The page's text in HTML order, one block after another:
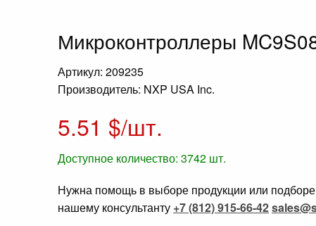
Микроконтроллеры
Артикул: 209235
Производитель: NXP USA Inc.
5.51 $/шт.
Доступное количество: 3742 шт.
Нужна помощь в выборе продукции или подборе
нашему консультанту +7 (812) 915-66-42